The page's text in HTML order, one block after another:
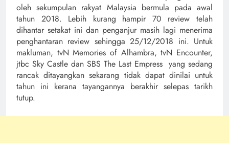
oleh sekumpulan rakyat Malaysia bermula pada awal
tahun 2018. Lebih kurang hampir 70 review telah
dihantar setakat ini dan penganjur masih lagi menerima
penghantaran review sehingga 25/12/2018 ini. Untuk
makluman, tvN Memories of Alhambra, tvN Encounter,
jtbc Sky Castle dan SBS The Last Empress yang sedang
rancak ditayangkan sekarang tidak dapat dinilai untuk
tahun ini kerana tayangannya berakhir selepas tarikh
tutup.